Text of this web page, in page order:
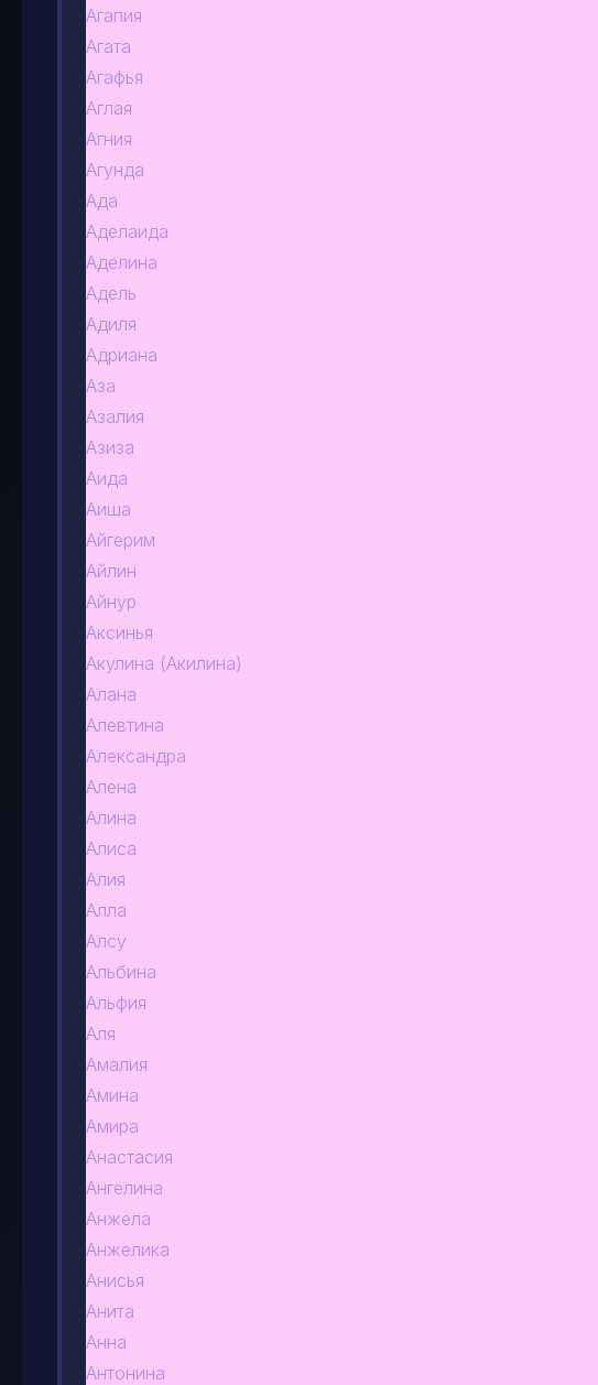
Агапия
Агата
Агафья
Аглая
Агния
Агунда
Ада
Аделаида
Аделина
Адель
Адиля
Адриана
Аза
Азалия
Азиза
Аида
Аиша
Айгерим
Айлин
Айнур
Аксинья
Акулина (Акилина)
Алана
Алевтина
Александра
Алена
Алина
Алиса
Алия
Алла
Алсу
Альбина
Альфия
Аля
Амалия
Амина
Амира
Анастасия
Ангелина
Анжела
Анжелика
Анисья
Анита
Анна
Антонина